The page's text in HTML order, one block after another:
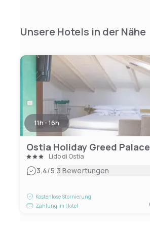
Unsere Hotels in der Nähe
11h - 16h
Ostia Holiday Greed Palace
Lido di Ostia
3.4/5|3 Bewertungen
Kostenlose Stornierung
Zahlung im Hotel